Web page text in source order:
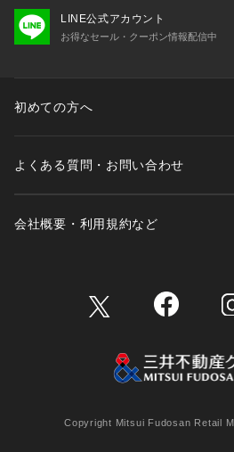
LINE公式アカウント
お得なセール・クーポン情報配信中
初めての方へ
よくある質問・お問い合わせ
会社概要・利用規約など
Copyright Mitsui Fudosan Retail